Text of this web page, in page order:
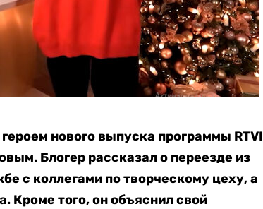
нового выпуска программы RTVI
Блогер рассказал о переезде из
с коллегами по творческому цеху, а
Кроме того, он объяснил свой